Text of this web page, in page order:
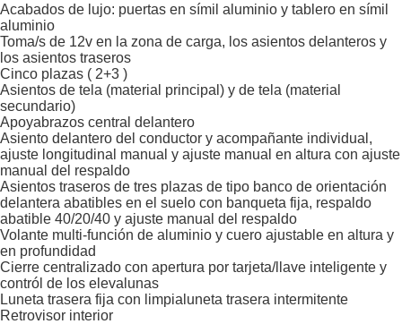
Acabados de lujo: puertas en símil aluminio y tablero en símil
aluminio
Toma/s de 12v en la zona de carga, los asientos delanteros y
los asientos traseros
Cinco plazas ( 2+3 )
Asientos de tela (material principal) y de tela (material
secundario)
Apoyabrazos central delantero
Asiento delantero del conductor y acompañante individual,
ajuste longitudinal manual y ajuste manual en altura con ajuste
manual del respaldo
Asientos traseros de tres plazas de tipo banco de orientación
delantera abatibles en el suelo con banqueta fija, respaldo
abatible 40/20/40 y ajuste manual del respaldo
Volante multi-función de aluminio y cuero ajustable en altura y
en profundidad
Cierre centralizado con apertura por tarjeta/llave inteligente y
contról de los elevalunas
Luneta trasera fija con limpialuneta trasera intermitente
Retrovisor interior